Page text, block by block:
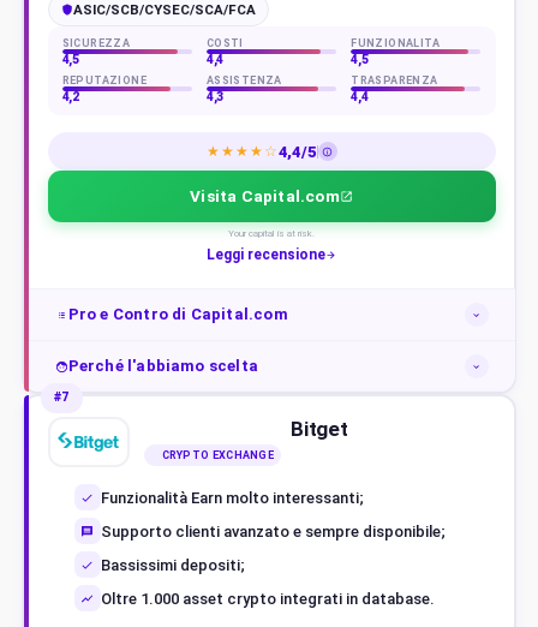
ASIC/SCB/CYSEC/SCA/FCA
SICUREZZA
4,5
COSTI
4,4
FUNZIONALITÀ
4,5
REPUTAZIONE
4,2
ASSISTENZA
4,3
TRASPARENZA
4,4
★★★★☆4,4/5
Visita Capital.com
Your capital is at risk.
Leggi recensione
Pro e Contro di Capital.com
Perché l'abbiamo scelta
#7
Bitget
CRYPTO EXCHANGE
Funzionalità Earn molto interessanti;
Supporto clienti avanzato e sempre disponibile;
Bassissimi depositi;
Oltre 1.000 asset crypto integrati in database.